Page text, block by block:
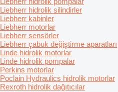
Liebherr hidrolik silindirler
Liebherr kabinler
Liebherr motorlar
Liebherr sensörler
Liebherr çabuk değiştirme aparatları
Linde hidrolik motorlar
Linde hidrolik pompalar
Perkins motorlar
Poclain Hydraulics hidrolik motorlar
Rexroth hidrolik dağıtıcılar